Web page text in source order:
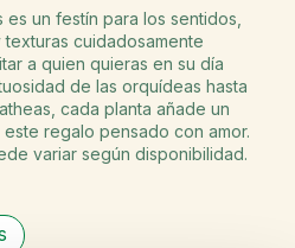
un festín para los sentidos,
cuidadosamente
a quien quieras en su día
de las orquídeas hasta
cada planta añade un
regalo pensado con amor.
variar según disponibilidad.